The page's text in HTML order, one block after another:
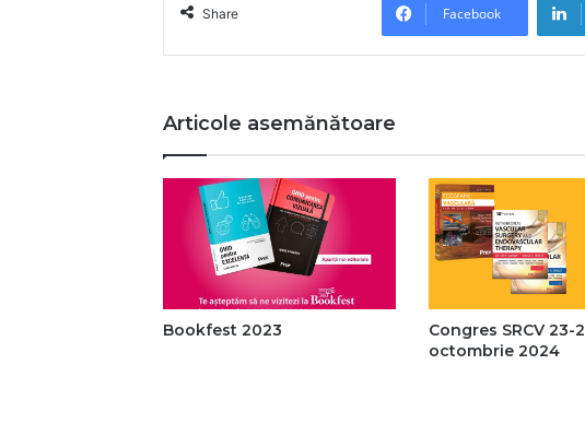
Share Facebook
Articole asemănătoare
Bookfest 2023
Congres SRCV 23-
octombrie 2024